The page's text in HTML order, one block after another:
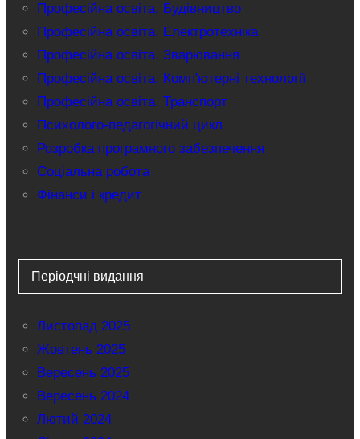
Професійна освіта. Будівництво
Професійна освіта. Електротехніка
Професійна освіта. Зварювання
Професійна освіта. Комп'ютерні технології
Професійна освіта. Транспорт
Психолого-педагогічний цикл
Розробка програмного забезпечення
Соціальна робота
Фінанси і кредит
Періодчні видання
Листопад 2025
Жовтень 2025
Вересень 2025
Вересень 2024
Лютий 2024